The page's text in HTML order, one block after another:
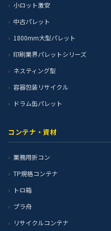
小ロット激安
中古パレット
1800mm大型パレット
印刷業界パレットシリーズ
ネスティング型
容器包装リサイクル
ドラム缶パレット
コンテナ・資材
業務用折コン
TP規格コンテナ
トロ箱
プラ舟
リサイクルコンテナ